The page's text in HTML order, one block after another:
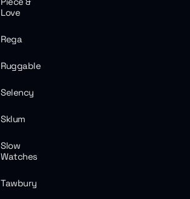
Love
Rega
Ruggable
Selency
Sklum
Slow
Watches
Tawbury